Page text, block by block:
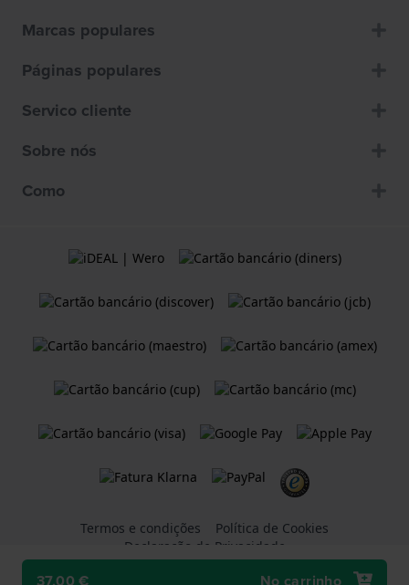
37,00 €
Marcas populares
Páginas populares
Servico cliente
Sobre nós
Como
Termos e condições
Política de Cookies
Declaração de Privacidade